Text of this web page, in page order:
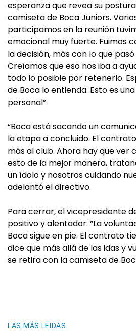
esperanza que revea su
camiseta de Boca Juniors.
participamos en la reunión
emocional muy fuerte. Fuimos
la decisión, más con lo que
Creíamos que eso nos iba a
todo lo posible por retenerlo.
de Boca lo entienda. Esto es
personal”.
“Boca está sacando un
la etapa a concluido. El
más al club. Ahora hay que ver
esto de la mejor manera,
un ídolo y nosotros cuidando
adelantó el directivo.
Para cerrar, el vicepresidente
positivo y alentador: “La
Boca sigue en pie. El contrato
dice que más allá de las idas y
se retira con la camiseta de
LAS MÁS LEIDAS